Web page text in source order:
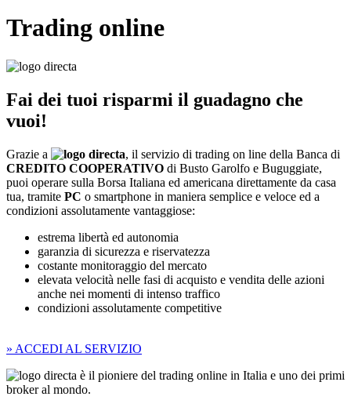
Trading online
Fai dei tuoi risparmi il guadagno che
vuoi!
Grazie a
, il servizio di trading on line della Banca di
CREDITO COOPERATIVO di Busto Garolfo e Buguggiate,
puoi operare sulla Borsa Italiana ed americana direttamente da casa
tua, tramite PC o smartphone in maniera semplice e veloce ed a
condizioni assolutamente vantaggiose:
estrema libertà ed autonomia
garanzia di sicurezza e riservatezza
costante monitoraggio del mercato
elevata velocità nelle fasi di acquisto e vendita delle azioni
anche nei momenti di intenso traffico
condizioni assolutamente competitive
» ACCEDI AL SERVIZIO
è il pioniere del trading online in Italia e uno dei primi
broker al mondo.